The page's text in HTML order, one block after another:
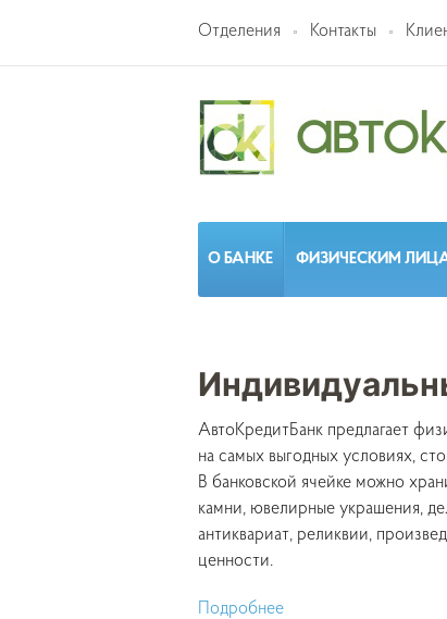
Отделения Контакты
О БАНКЕ ФИЗИЧЕСКИМ
АвтоКредитБанк предлагает
на самых выгодных условиях,
В банковской ячейке можно
камни, ювелирные украшения,
антиквариат, реликвии,
ценности.
Подробнее